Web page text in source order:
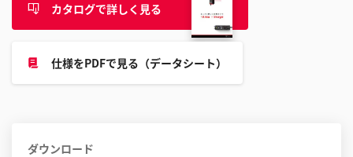
カタログで詳しく見る
仕様をPDFで見る（データシート）
ダウンロード